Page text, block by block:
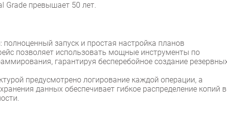
Grade превышает 50 лет.
запуск и простая настройка планов
позволяет использовать мощные инструменты по
гарантируя бесперебойное создание
предусмотрено логирование каждой операции, а
данных обеспечивает гибкое распределение копий в